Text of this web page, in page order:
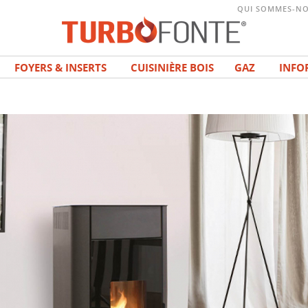
QUI SOMMES-
FOYERS & INSERTS CUISINIÈRE BOIS GAZ